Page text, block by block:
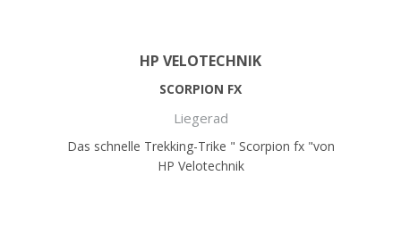
HP VELOTECHNIK
SCORPION FX
Liegerad
Das schnelle Trekking-Trike " Scorpion fx "von
HP Velotechnik